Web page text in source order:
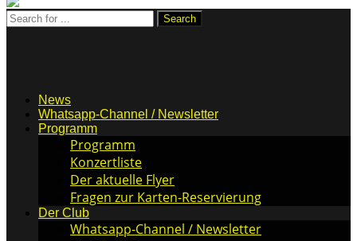
News
Whatsapp-Channel / Newsletter
Programm
Programm
Konzertliste
Der aktuelle Flyer
Fragen zur Karten-Reservierung
Der Club
Whatsapp-Channel / Newsletter